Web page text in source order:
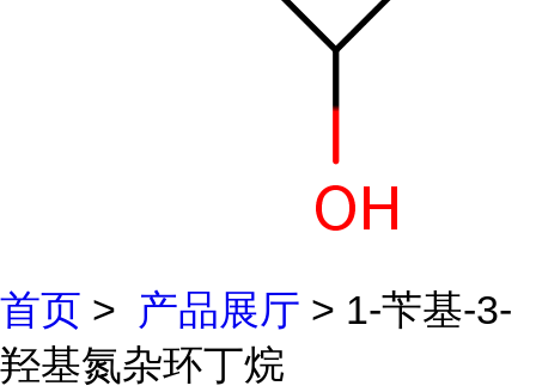
首页 > 产品展厅 > 1-苄基-3-
羟基氮杂环丁烷